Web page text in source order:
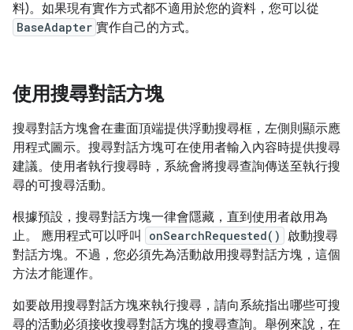
料)。如果現有實作方式都不適用於您的資料，您可以從
BaseAdapter 實作自己的方式。
使用搜尋對話方塊
搜尋對話方塊會在畫面頂端提供浮動搜尋框，左側則顯示應
用程式圖示。搜尋對話方塊可在使用者輸入內容時提供搜尋
建議。使用者執行搜尋時，系統會將搜尋查詢傳送至執行搜
尋的可搜尋活動。
根據預設，搜尋對話方塊一律會隱藏，直到使用者啟用為
止。 應用程式可以呼叫
onSearchRequested() 啟動搜尋
對話方塊。不過，您必須先為活動啟用搜尋對話方塊，這個
方法才能運作。
如要啟用搜尋對話方塊來執行搜尋，請向系統指出哪些可搜
尋的活動必須接收搜尋對話方塊的搜尋查詢。舉例來說，在